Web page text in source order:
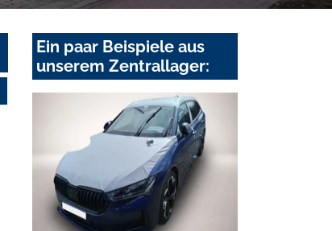
Ein paar Beispiele aus
unserem Zentrallager: